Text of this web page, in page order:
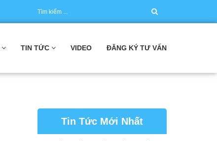
TIN TỨC VIDEO ĐĂNG KÝ TƯ VẤN
Tin Tức Mới Nhất